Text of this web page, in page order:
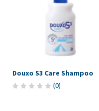
Douxo S3 Care Shampoo
(0)